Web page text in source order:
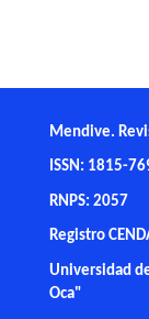
Mendive.
ISSN: 1815-
RNPS: 2057
Registro
Universidad
Oca"